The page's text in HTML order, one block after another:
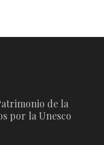
de la
por la Unesco